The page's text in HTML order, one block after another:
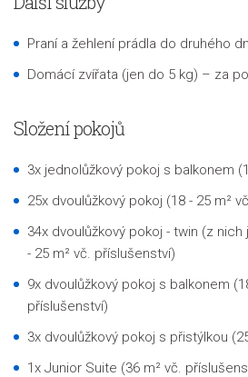
Praní a žehlení prádla do druhého
Domácí zvířata (jen do 5 kg) – za
Složení pokojů
3x jednolůžkový pokoj s balkonem
25x dvoulůžkový pokoj (18 - 25 m²
34x dvoulůžkový pokoj - twin (z
- 25 m² vč. příslušenství)
9x dvoulůžkový pokoj s balkonem
příslušenství)
3x dvoulůžkový pokoj s přistýlkou
1x Junior Suite (36 m² vč.